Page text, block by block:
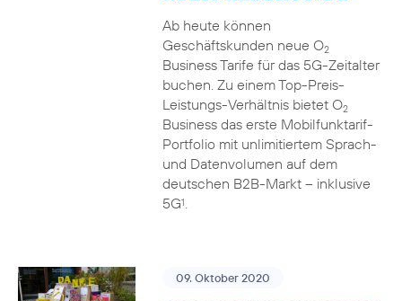
Ab heute können
Geschäftskunden neue O2
Business Tarife für das 5G-Zeitalter
buchen. Zu einem Top-Preis-
Leistungs-Verhältnis bietet O2
Business das erste Mobilfunktarif-
Portfolio mit unlimitiertem Sprach-
und Datenvolumen auf dem
deutschen B2B-Markt – inklusive
5G1.
09. Oktober 2020